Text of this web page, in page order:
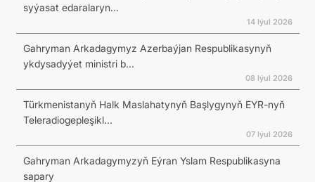
syýasat edaralaryn...
14 Iýul 2026
Gahryman Arkadagymyz Azerbaýjan Respublikasynyň
ykdysadyýet ministri b...
08 Iýul 2026
Türkmenistanyň Halk Maslahatynyň Başlygynyň EYR-nyň
Teleradiogepleşikl...
07 Iýul 2026
Gahryman Arkadagymyzyň Eýran Yslam Respublikasyna
sapary